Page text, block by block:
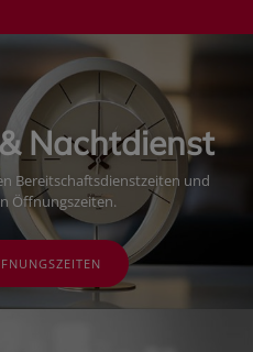
Nachtdienst
Bereitschaftsdienstzeiten und
Öffnungszeiten.